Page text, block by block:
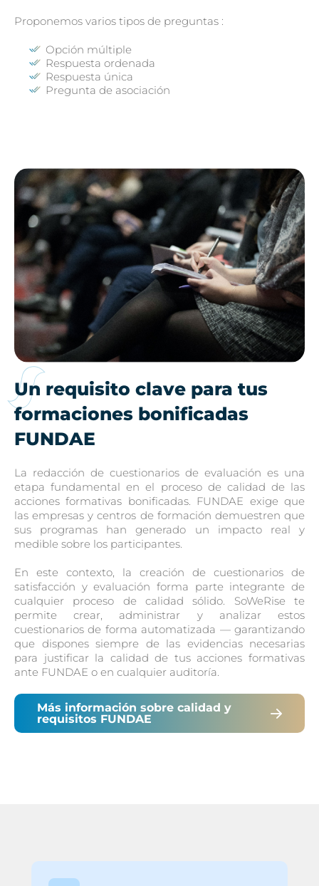
Proponemos varios tipos de preguntas :
Opción múltiple
Respuesta ordenada
Respuesta única
Pregunta de asociación
Un requisito clave para tus
formaciones bonificadas
FUNDAE
La redacción de cuestionarios de evaluación es una
etapa fundamental en el proceso de calidad de las
acciones formativas bonificadas. FUNDAE exige que
las empresas y centros de formación demuestren que
sus programas han generado un impacto real y
medible sobre los participantes.
En este contexto, la creación de cuestionarios de
satisfacción y evaluación forma parte integrante de
cualquier proceso de calidad sólido. SoWeRise te
permite crear, administrar y analizar estos
cuestionarios de forma automatizada — garantizando
que dispones siempre de las evidencias necesarias
para justificar la calidad de tus acciones formativas
ante FUNDAE o en cualquier auditoría.
Más información sobre calidad y
requisitos FUNDAE